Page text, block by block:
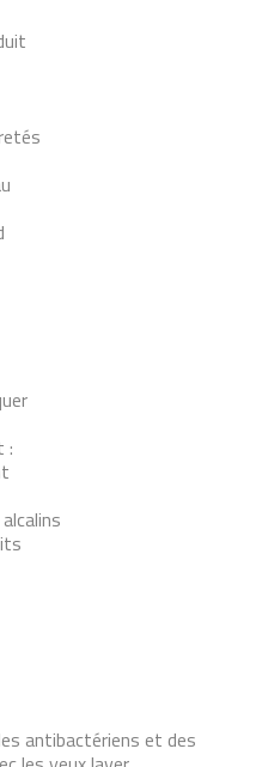
:
antibactériens et des